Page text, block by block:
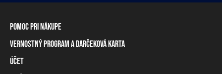
Pomoc pri nákupe
Informácie o doručení
Spôsoby platby
Vernostný program a darčeková karta
Vernostný program
Účet